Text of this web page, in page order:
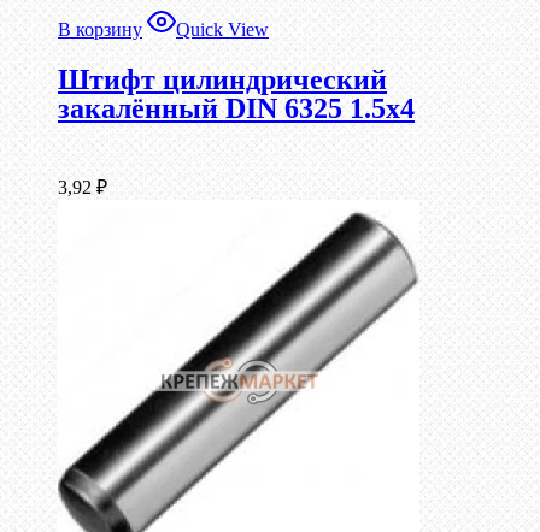
В корзину Quick View
Штифт цилиндрический
закалённый DIN 6325 1.5х4
3,92 ₽